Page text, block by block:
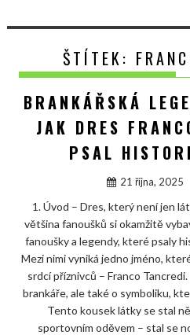
ŠTÍTEK:
BRANKÁŘSKÁ
JAK DRES
PSAL
21 října, 2025
1. Úvod – Dres, který není jen
většina fanoušků si okamžitě
fanoušky a legendy, které psaly
Mezi nimi vyniká jedno jméno,
srdcí příznivců – Franco
brankáře, ale také o symboliku,
Tento kousek látky se stal
sportovním oděvem – stal se